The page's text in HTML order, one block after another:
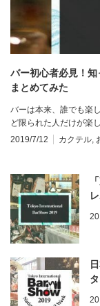
バー初心者必見！
まとめてみた
バーは本来、誰でも楽
ど限られた人だけが楽
2019/7/12
カクテル,